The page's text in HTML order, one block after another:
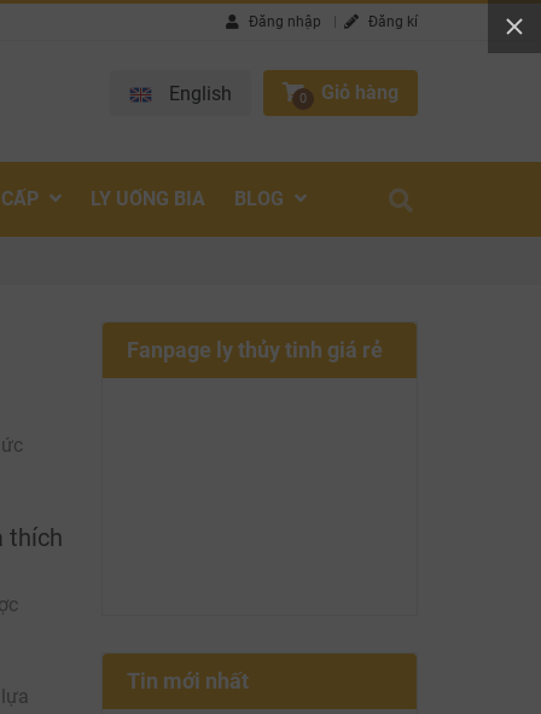
thích
Fanpage ly thủy tinh giá rẻ
Tin mới nhất
Đăng nhập Đăng kí
English 0 Giỏ hàng
LY UỐNG BIA BLOG